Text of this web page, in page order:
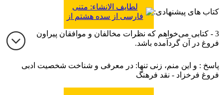
کتاب های پیشنهادی:
لطایف الانشاء: متنی
فارسی از سده هشتم از
3 - کتابی می‌خواهم که نظرات مخالفان و موافقان پیراون
فروغ در آن گردآمده باشد.
پاسخ : و این منم، زنی تنها: در معرفی و شناخت شخصیت ادبی
فروغ فرخزاد - نقد فرهنگ